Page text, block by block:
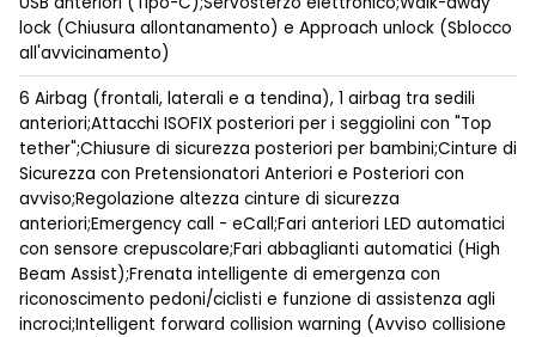
lock (Chiusura allontanamento) e Approach unlock (Sblocco
all'avvicinamento)
6 Airbag (frontali, laterali e a tendina), 1 airbag tra sedili
anteriori;Attacchi ISOFIX posteriori per i seggiolini con "Top
tether";Chiusure di sicurezza posteriori per bambini;Cinture di
Sicurezza con Pretensionatori Anteriori e Posteriori con
avviso;Regolazione altezza cinture di sicurezza
anteriori;Emergency call - eCall;Fari anteriori LED automatici
con sensore crepuscolare;Fari abbaglianti automatici (High
Beam Assist);Frenata intelligente di emergenza con
riconoscimento pedoni/ciclisti e funzione di assistenza agli
incroci;Intelligent forward collision warning (Avviso collisione